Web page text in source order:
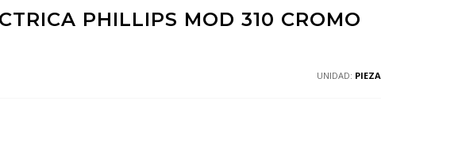
PHILLIPS MOD 310 CROMO
UNIDAD: PIEZA